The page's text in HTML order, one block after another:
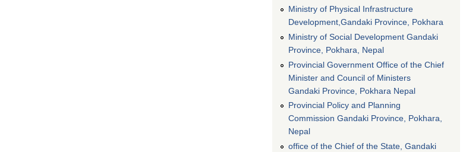
Ministry of Physical Infrastructure
Development,Gandaki Province, Pokhara
Ministry of Social Development Gandaki
Province, Pokhara, Nepal
Provincial Government Office of the Chief
Minister and Council of Ministers
Gandaki Province, Pokhara Nepal
Provincial Policy and Planning
Commission Gandaki Province, Pokhara,
Nepal
office of the Chief of the State, Gandaki